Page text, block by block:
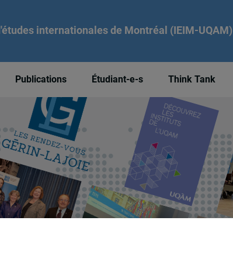
internationales de Montréal (IEIM-UQAM)
Publications Étudiant-e-s Think Tank